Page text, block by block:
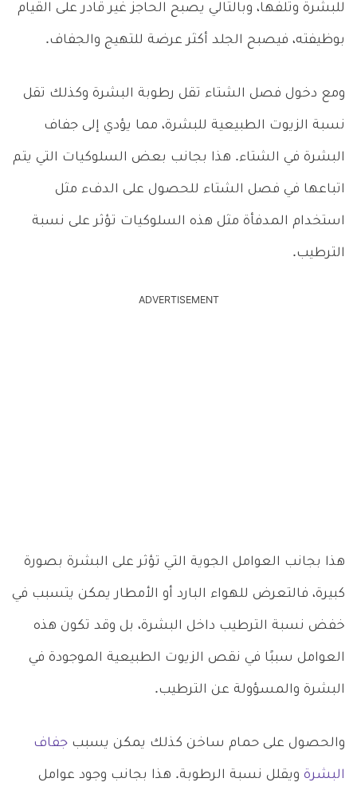
للبشرة وتلفها، وبالتالي يصبح الحاجز غير قادر على القيام
بوظيفته، فيصبح الجلد أكثر عرضة للتهيج والجفاف.
ومع دخول فصل الشتاء تقل رطوبة البشرة وكذلك تقل
نسبة الزيوت الطبيعية للبشرة، مما يؤدي إلى جفاف
البشرة في الشتاء. هذا بجانب بعض السلوكيات التي يتم
اتباعها في فصل الشتاء للحصول على الدفء مثل
استخدام المدفأة مثل هذه السلوكيات تؤثر على نسبة
الترطيب.
ADVERTISEMENT
هذا بجانب العوامل الجوية التي تؤثر على البشرة بصورة
كبيرة، فالتعرض للهواء البارد أو الأمطار يمكن يتسبب في
خفض نسبة الترطيب داخل البشرة، بل وقد تكون هذه
العوامل سببًا في نقص الزيوت الطبيعية الموجودة في
البشرة والمسؤولة عن الترطيب.
والحصول على حمام ساخن كذلك يمكن يسبب جفاف
البشرة ويقلل نسبة الرطوبة. هذا بجانب وجود عوامل